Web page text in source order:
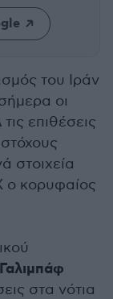
του Ιράν
οι
τις επιθέσεις
στοιχεία
ο κορυφαίος
στα νότια